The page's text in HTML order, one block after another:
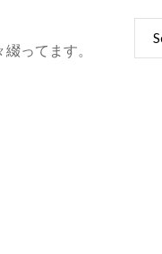
ってます。
for: